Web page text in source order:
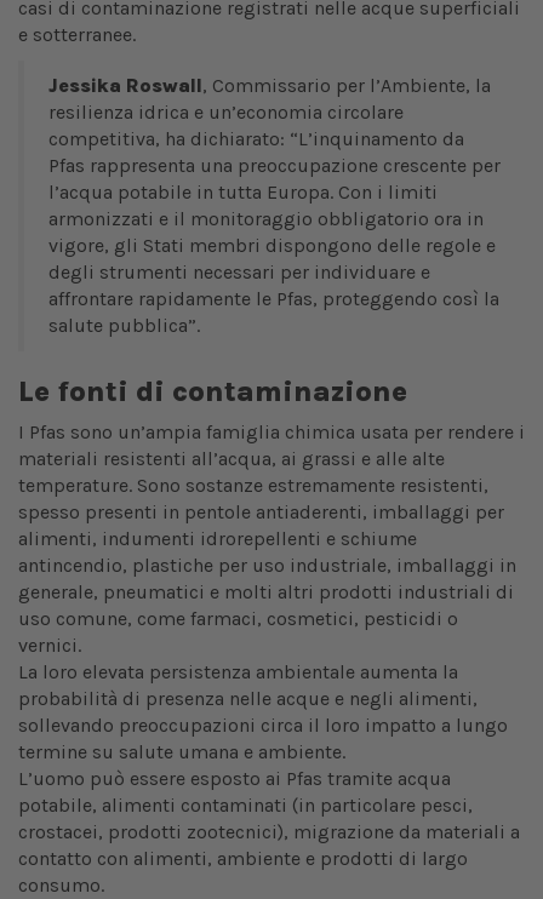
casi di contaminazione registrati nelle acque superficiali
e sotterranee.
Jessika Roswall, Commissario per l’Ambiente, la
resilienza idrica e un’economia circolare
competitiva, ha dichiarato: “L’inquinamento da
Pfas rappresenta una preoccupazione crescente per
l’acqua potabile in tutta Europa. Con i limiti
armonizzati e il monitoraggio obbligatorio ora in
vigore, gli Stati membri dispongono delle regole e
degli strumenti necessari per individuare e
affrontare rapidamente le Pfas, proteggendo così la
salute pubblica”.
Le fonti di contaminazione
I Pfas sono un’ampia famiglia chimica usata per rendere i
materiali resistenti all’acqua, ai grassi e alle alte
temperature. Sono sostanze estremamente resistenti,
spesso presenti in pentole antiaderenti, imballaggi per
alimenti, indumenti idrorepellenti e schiume
antincendio, plastiche per uso industriale, imballaggi in
generale, pneumatici e molti altri prodotti industriali di
uso comune, come farmaci, cosmetici, pesticidi o
vernici.
La loro elevata persistenza ambientale aumenta la
probabilità di presenza nelle acque e negli alimenti,
sollevando preoccupazioni circa il loro impatto a lungo
termine su salute umana e ambiente.
L’uomo può essere esposto ai Pfas tramite acqua
potabile, alimenti contaminati (in particolare pesci,
crostacei, prodotti zootecnici), migrazione da materiali a
contatto con alimenti, ambiente e prodotti di largo
consumo.